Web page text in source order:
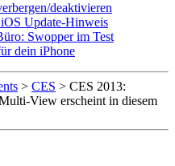
deaktivieren
Update-Hinweis
Swopper im Test
dein iPhone
> CES > CES 2013:
View erscheint in diesem